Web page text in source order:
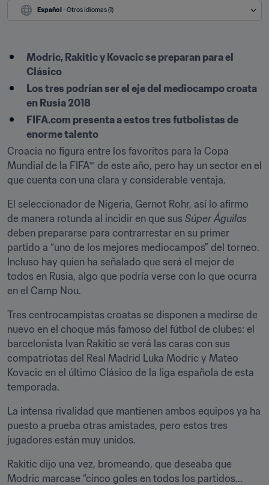
Español - Otros idiomas (1)
Modric, Rakitic y Kovacic se preparan para el
Clásico
Los tres podrían ser el eje del mediocampo croata
en Rusia 2018
FIFA.com presenta a estos tres futbolistas de
enorme talento
Croacia no figura entre los favoritos para la Copa
Mundial de la FIFA™ de este año, pero hay un sector en el
que cuenta con una clara y considerable ventaja.
El seleccionador de Nigeria, Gernot Rohr, así lo afirmo
de manera rotunda al incidir en que sus Súper Águilas
deben prepararse para contrarrestar en su primer
partido a “uno de los mejores mediocampos” del torneo.
Incluso hay quien ha señalado que será el mejor de
todos en Rusia, algo que podría verse con lo que ocurra
en el Camp Nou.
Tres centrocampistas croatas se disponen a medirse de
nuevo en el choque más famoso del fútbol de clubes: el
barcelonista Ivan Rakitic se verá las caras con sus
compatriotas del Real Madrid Luka Modric y Mateo
Kovacic en el último Clásico de la liga española de esta
temporada.
La intensa rivalidad que mantienen ambos equipos ya ha
puesto a prueba otras amistades, pero estos tres
jugadores están muy unidos.
Rakitic dijo una vez, bromeando, que deseaba que
Modric marcase “cinco goles en todos los partidos...